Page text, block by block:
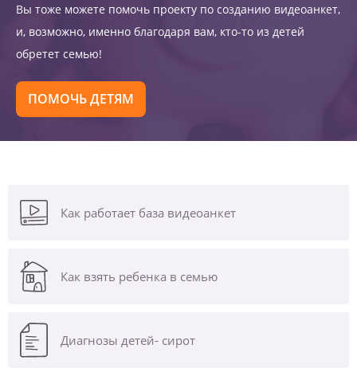
Вы тоже можете помочь проекту по созданию видеоанкет,
и, возможно, именно благодаря вам, кто-то из детей
обретет семью!
ПОМОЧЬ ДЕТЯМ
Как работает база видеоанкет
Как взять ребенка в семью
Диагнозы детей- сирот